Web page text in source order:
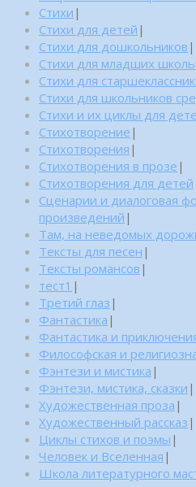
Стихи |
Стихи для детей |
Стихи для дошкольников |
Стихи для младших
Стихи для
Стихи для школьников
Стихи и их циклы для
Стихотворение |
Стихотворения |
Стихотворения в прозе |
Стихотворения для детей
Сценарии и диалоговая
произведений |
Там, на неведомых
Тексты для песен |
Тексты романсов |
тест1 |
Третий глаз |
Фантастика |
Фантастика и
Философская и
Фэнтези и мистика |
Фэнтези, мистика, сказки |
Художественная проза |
Художественный рассказ |
Циклы стихов и поэмы |
Человек и Вселенная |
Школа литературного